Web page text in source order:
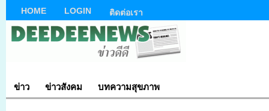
HOME LOGIN ติดต่อเรา
ข่าว ข่าวสังคม บทความสุขภาพ